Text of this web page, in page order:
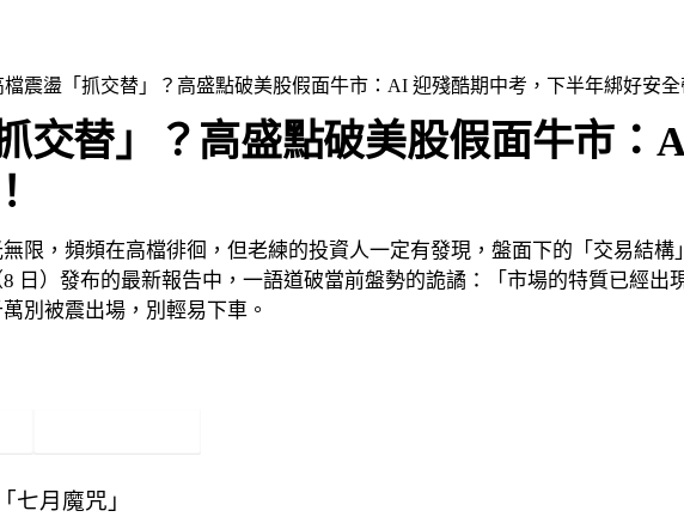
檔震盪「抓交替」？高盛點破美股假面牛市：AI 迎殘酷期中考，下半年綁好安全
交替」？高盛點破美股假面牛市：
限，頻頻在高檔徘徊，但老練的投資人一定有發現，盤面下的「交易結
8 日）發布的最新報告中，一語道破當前盤勢的詭譎：「市場的特質已經
別被震出場，別輕易下車。
七月魔咒」